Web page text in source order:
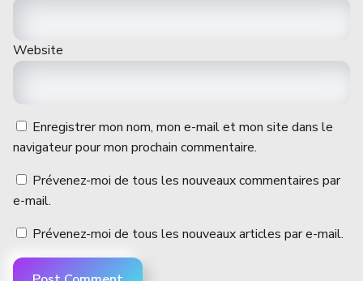
Website
Enregistrer mon nom, mon e-mail et mon site dans le
navigateur pour mon prochain commentaire.
Prévenez-moi de tous les nouveaux commentaires par
e-mail.
Prévenez-moi de tous les nouveaux articles par e-mail.